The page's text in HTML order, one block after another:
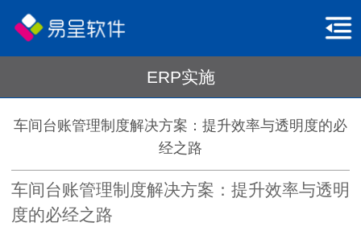
ERP实施
车间台账管理制度解决方案：提升效率与透明度的必
经之路
车间台账管理制度解决方案：提升效率与透明
度的必经之路